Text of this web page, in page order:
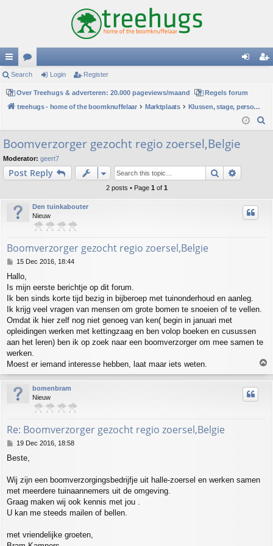
ui
ck
lin
ks
or
u
m
s
in
Search Login Register
Over Treehugs & adverteren: 20.000 pageviews/maand
Regels forum
treehugs - home of the boomknuffelaar
Marktplaats
Klussen, stage, personeel of hulp
Boomverzorger gezocht regio zoersel,Belgie
Moderator: geert7
Post Reply Search
2 posts • Page 1 of 1
Den tuinkabouter
Nieuw
Boomverzorger gezocht regio zoersel,Belgie
P
s
15 Dec 2016, 18:44
Hallo,
Is mijn eerste berichtje op dit forum.
Ik ben sinds korte tijd bezig in bijberoep met tuinonderhoud en aanleg.
Ik krijg veel vragen van mensen om grote bomen te snoeien of te vellen.
Omdat ik hier zelf nog niet genoeg van ken( begin in januari met
opleidingen werken met kettingzaag en ben volop boeken en cusussen
aan het leren) ben ik op zoek naar een boomverzorger om mee samen te
werken.
Moest er iemand interesse hebben, laat maar iets weten.
o
p
bomenbram
Nieuw
Re: Boomverzorger gezocht regio zoersel,Belgie
P
s
19 Dec 2016, 18:58
Beste,
Wij zijn een boomverzorgingsbedrijfje uit halle-zoersel en werken samen
met meerdere tuinaannemers uit de omgeving.
Graag maken wij ook kennis met jou .
U kan me steeds mailen of bellen.
met vriendelijke groeten,